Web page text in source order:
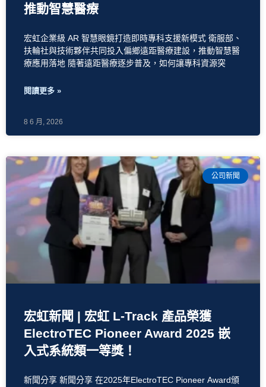
推動智慧醫療
宏虹企業級 AR 智慧眼鏡打造即時專科支援新模式 衛服部、
扶輪社與技術夥伴共同投入偏鄉遠距醫療建設，推動智慧醫
療應用落地 隨著遠距醫療逐步普及，如何讓專科資源突
閱讀更多 »
8 6 月, 2026
公司新聞
宏虹新聞 | 宏虹 L-Track 產品榮獲
ElectroTEC Pioneer Award 2025 嵌
入式系統類一等獎！
新聞分享 新聞分享 在2025年ElectroTEC Pioneer Award頒